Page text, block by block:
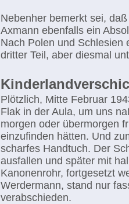
Nebenher bemerkt sei,
Axmann ebenfalls ein
Nach Polen und Schlesien
dritter Teil, aber diesmal
Plötzlich, Mitte Februar
Flak in der Aula, um uns
morgen oder übermorgen
einzufinden hätten. Und
scharfes Handtuch. Der
ausfallen und später mit
Kanonenrohr, fortgesetzt
Werdermann, stand nur
verabschieden.